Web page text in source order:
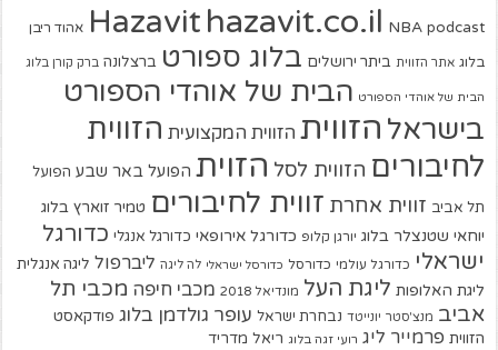
Hazavit hazavit.co.il NBA podcast אהוד ריבן
בלוג אתר הזווית ביתר ירושלים בלוג ספורט ברצלונה ברק קורן בלוג
הבית של אוהדי הספורט הבית של אוהדי הספורט
בישראל הזווית הזווית המקצועית הזווית
לחיבורים הזווית לסל הזוית הפועל באר שבע הפועל
תל אביב זווית אחרת זווית לחיבורים טמיר זוארץ בלוג
יוחאי שטנצלר בלוג יורגן קלופ כדורגל אירופאי כדורגל אנגלי כדורגל
ישראלי כדורגל עולמי כדורסל כדורסל ישראלי לה ליגה ליברפול ליגה אנגלית
ליגת האלופות ליגת העל מונדיאל 2018 מכבי חיפה מכבי תל
אביב מנצ'סטר יונייטד נבחרת ישראל עופר גולדמן בלוג פודקאסט
הזווית פרמייר ליג רועי זגה בלוג ריאל מדריד